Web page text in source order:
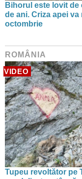
Bihorul este lovit de
de ani. Criza apei
octombrie
ROMÂNIA
VIDEO
Tupeu revoltător pe